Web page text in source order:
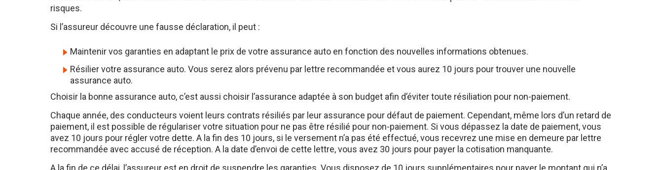
Si l’assureur découvre une fausse déclaration, il peut :
Résilier votre assurance auto. Vous serez alors prévenu par lettre recommandée et vous aurez 10 jours pour trouver une nouvelle
assurance auto.
Choisir la bonne assurance auto, c’est aussi choisir l’assurance adaptée à son budget afin d’éviter toute résiliation pour non-paiement.
Chaque année, des conducteurs voient leurs contrats résiliés par leur assurance pour défaut de paiement. Cependant, même lors d’un retard de
paiement, il est possible de régulariser votre situation pour ne pas être résilié pour non-paiement. Si vous dépassez la date de paiement, vous
avez 10 jours pour régler votre dette. A la fin des 10 jours, si le versement n’a pas été effectué, vous recevrez une mise en demeure par lettre
recommandée avec accusé de réception. A la date d’envoi de cette lettre, vous avez 30 jours pour payer la cotisation manquante.
A la fin de ce délai, l’assureur est en droit de suspendre les garanties. Vous disposez de 10 jours supplémentaires pour payer le montant qui n’a
pas pu être prélevé. Si vous réglez votre prime d’assurance, les garanties seront réactivées le lendemain. Dans le cas contraire, votre assureur